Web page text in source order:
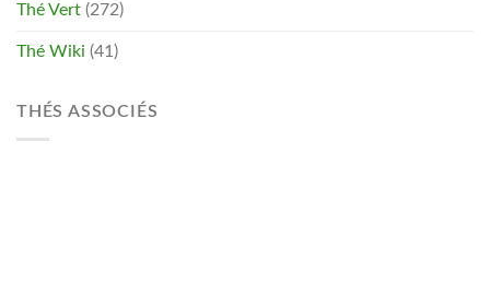
Thé Vert (272)
Thé Wiki (41)
THÉS ASSOCIÉS